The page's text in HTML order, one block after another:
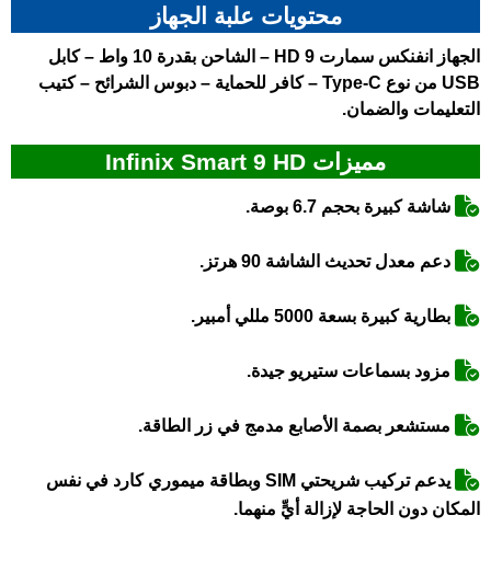
محتويات علبة الجهاز
الجهاز انفنكس سمارت 9 HD – الشاحن بقدرة 10 واط – كابل
USB من نوع Type-C – كافر للحماية – دبوس الشرائح – كتيب
التعليمات والضمان.
مميزات Infinix Smart 9 HD
شاشة كبيرة بحجم 6.7 بوصة.
دعم معدل تحديث الشاشة 90 هرتز.
بطارية كبيرة بسعة 5000 مللي أمبير.
مزود بسماعات ستيريو جيدة.
مستشعر بصمة الأصابع مدمج في زر الطاقة.
يدعم تركيب شريحتي SIM وبطاقة ميموري كارد في نفس
المكان دون الحاجة لإزالة أيٍّ منهما.